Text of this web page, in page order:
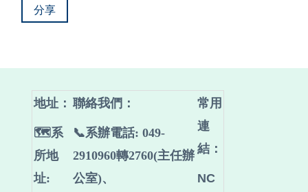
分享
地址：
🗺️系
所地
址:
聯絡我們 ：
📞系辦電話: 049-
2910960轉2760(主任辦
公室)、
常用
連
結：
NC